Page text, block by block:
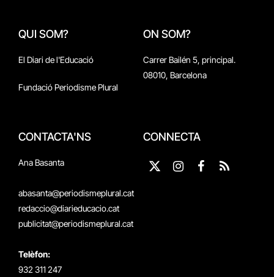
QUI SOM?
El Diari de l'Educació
Fundació Periodisme Plural
ON SOM?
Carrer Bailén 5, principal.
08010, Barcelona
CONTACTA'NS
Ana Basanta
abasanta@periodismeplural.cat
redaccio@diarieducacio.cat
publicitat@periodismeplural.cat
Telèfon:
932 311 247
CONNECTA
X
InstagramFacebook
RSS